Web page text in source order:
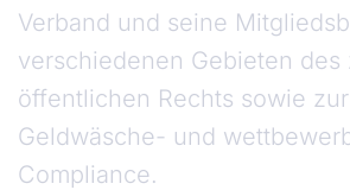
Verband und seine
verschiedenen Gebieten des
öffentlichen Rechts sowie
Geldwäsche- und
Compliance.